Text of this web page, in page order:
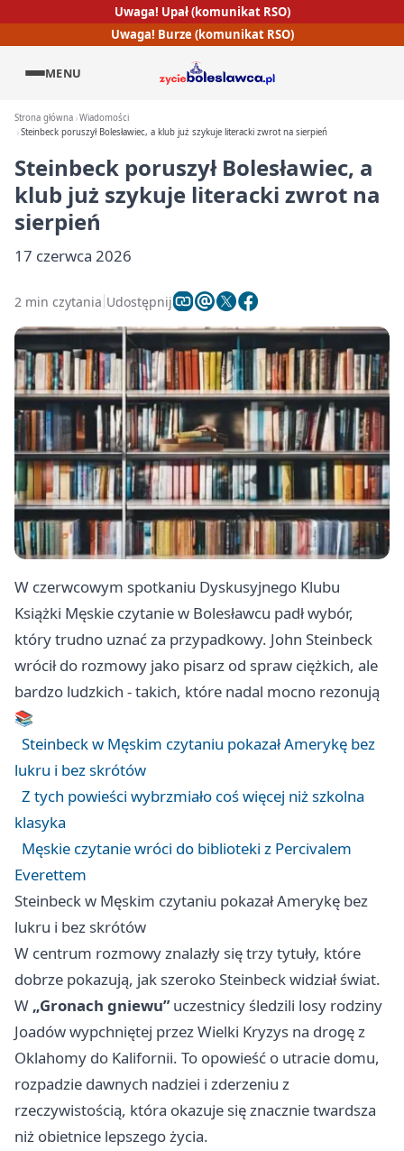
Uwaga! Upał (komunikat RSO)
Uwaga! Burze (komunikat RSO)
MENU
Strona główna Wiadomości
Steinbeck poruszył Bolesławiec, a klub już szykuje literacki zwrot na sierpień
Steinbeck poruszył Bolesławiec, a
klub już szykuje literacki zwrot na
sierpień
17 czerwca 2026
2 min czytania Udostępnij
W czerwcowym spotkaniu Dyskusyjnego Klubu
Książki Męskie czytanie w Bolesławcu padł wybór,
który trudno uznać za przypadkowy. John Steinbeck
wrócił do rozmowy jako pisarz od spraw ciężkich, ale
bardzo ludzkich - takich, które nadal mocno rezonują
📚
Steinbeck w Męskim czytaniu pokazał Amerykę bez
lukru i bez skrótów
Z tych powieści wybrzmiało coś więcej niż szkolna
klasyka
Męskie czytanie wróci do biblioteki z Percivalem
Everettem
Steinbeck w Męskim czytaniu pokazał Amerykę bez
lukru i bez skrótów
W centrum rozmowy znalazły się trzy tytuły, które
dobrze pokazują, jak szeroko Steinbeck widział świat.
W „Gronach gniewu”uczestnicy śledzili losy rodziny
Joadów wypchniętej przez Wielki Kryzys na drogę z
Oklahomy do Kalifornii. To opowieść o utracie domu,
rozpadzie dawnych nadziei i zderzeniu z
rzeczywistością, która okazuje się znacznie twardsza
niż obietnice lepszego życia.